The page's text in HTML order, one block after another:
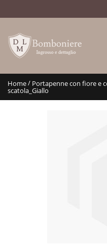
Home/ Portapenne con fiore e
scatola_Giallo